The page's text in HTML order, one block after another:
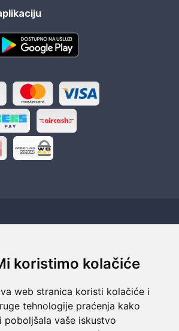
koristimo kolačiće
web stranica koristi kolačiće i
tehnologije praćenja kako
poboljšala vaše iskustvo
dostava
dana kod vas
povrat novaca
Roba za novac
podrška
na raspolaganju